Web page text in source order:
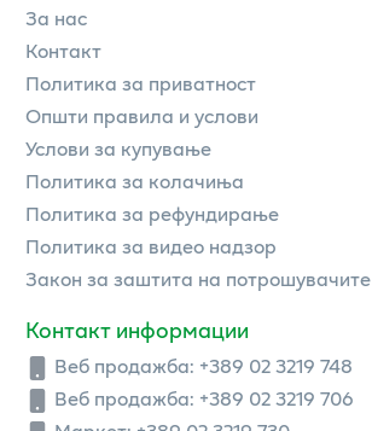
За нас
Контакт
Политика за приватност
Општи правила и услови
Услови за купување
Политика за колачиња
Политика за рефундирање
Политика за видео надзор
Закон за заштита на потрошувачите
Контакт информации
Веб продажба: +389 02 3219 748
Веб продажба: +389 02 3219 706